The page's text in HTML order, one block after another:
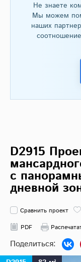
Не знаете
Мы можем
наших
D2915
с
дневной
Сравнить проект
PDF